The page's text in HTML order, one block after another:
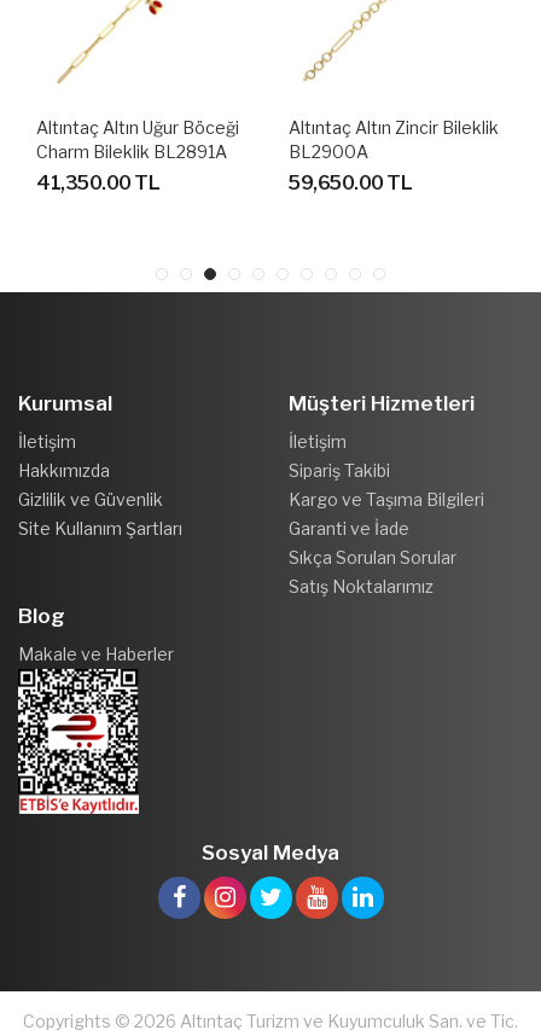
Altıntaç Altın Uğur Böceği
Charm Bileklik BL2891A
41,350.00 TL
Altıntaç Altın Zincir Bileklik
BL2900A
59,650.00 TL
Kurumsal
İletişim
Hakkımızda
Gizlilik ve Güvenlik
Site Kullanım Şartları
Müşteri Hizmetleri
İletişim
Sipariş Takibi
Kargo ve Taşıma Bilgileri
Garanti ve İade
Sıkça Sorulan Sorular
Satış Noktalarımız
Blog
Makale ve Haberler
Sosyal Medya
Copyrights © 2026 Altıntaç Turizm ve Kuyumculuk San. ve Tic.